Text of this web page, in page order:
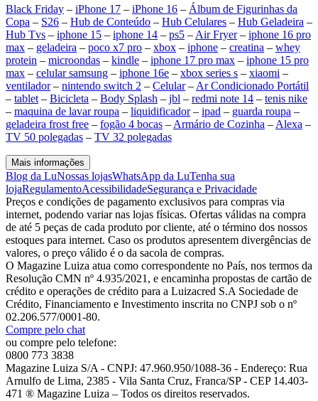
Black Friday – iPhone 17 – iPhone 16 – Álbum de Figurinhas da
Copa – S26 – Hub de Conteúdo – Hub Celulares – Hub Geladeira –
Hub Tvs – iphone 15 – iphone 14 – ps5 – Air Fryer– iphone 16 pro
max – geladeira – poco x7 pro – xbox – iphone – creatina – whey
protein – microondas – kindle – iphone 17 pro max – iphone 15 pro
max – celular samsung – iphone 16e – xbox series s – xiaomi –
ventilador– nintendo switch 2 – Celular– Ar Condicionado Portátil
– tablet – Bicicleta – Body Splash – jbl – redmi note 14 – tenis nike
– maquina de lavar roupa – liquidificador– ipad – guarda roupa –
geladeira frost free – fogão 4 bocas – Armário de Cozinha – Alexa –
TV 50 polegadas – TV 32 polegadas
Mais informações
Blog da LuNossas lojasWhatsApp da LuTenha sua
lojaRegulamentoAcessibilidadeSegurança e Privacidade
Preços e condições de pagamento exclusivos para compras via
internet, podendo variar nas lojas físicas. Ofertas válidas na compra
de até 5 peças de cada produto por cliente, até o término dos nossos
estoques para internet. Caso os produtos apresentem divergências de
valores, o preço válido é o da sacola de compras.
O Magazine Luiza atua como correspondente no País, nos termos da
Resolução CMN nº 4.935/2021, e encaminha propostas de cartão de
crédito e operações de crédito para a Luizacred S.A Sociedade de
Crédito, Financiamento e Investimento inscrita no CNPJ sob o nº
02.206.577/0001-80.
Compre pelo chat
ou compre pelo telefone:
0800 773 3838
Magazine Luiza S/A - CNPJ: 47.960.950/1088-36 - Endereço: Rua
Arnulfo de Lima, 2385 - Vila Santa Cruz, Franca/SP - CEP 14.403-
471 ® Magazine Luiza – Todos os direitos reservados.